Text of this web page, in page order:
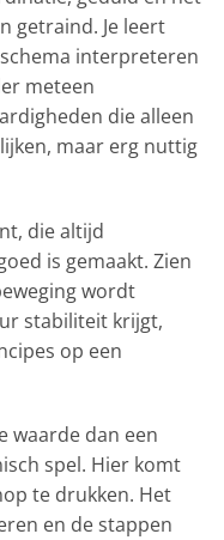
getraind. Je leert
interpreteren
meteen
die alleen
maar erg nuttig
die altijd
is gemaakt. Zien
wordt
stabiliteit krijgt,
op een
waarde dan een
spel. Hier komt
te drukken. Het
en de stappen